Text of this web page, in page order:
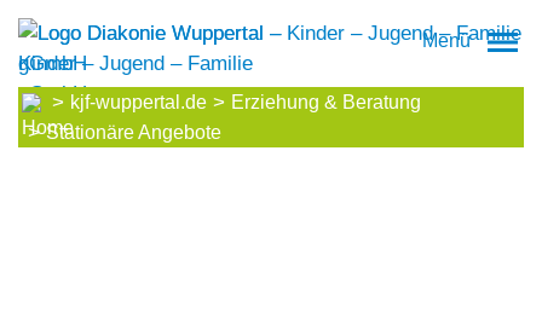
Menü
kjf-wuppertal.de
Erziehung & Beratung
Stationäre Angebote